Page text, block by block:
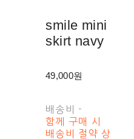
smile mini
skirt navy
49,000원
배송비 -
함께 구매 시
배송비 절약 상